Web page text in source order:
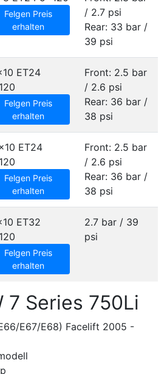
Felgen Preis
erhalten
/ 2.7 psi
Rear: 33 bar /
39 psi
ET24
Felgen Preis
erhalten
Front: 2.5 bar
/ 2.6 psi
Rear: 36 bar /
38 psi
ET24
Felgen Preis
erhalten
Front: 2.5 bar
/ 2.6 psi
Rear: 36 bar /
38 psi
ET32
Felgen Preis
erhalten
2.7 bar / 39
psi
7 Series 750Li
E67/E68) Facelift 2005 -